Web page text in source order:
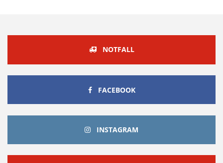
NOTFALL
FACEBOOKFACEBOOK
INSTAGRAM